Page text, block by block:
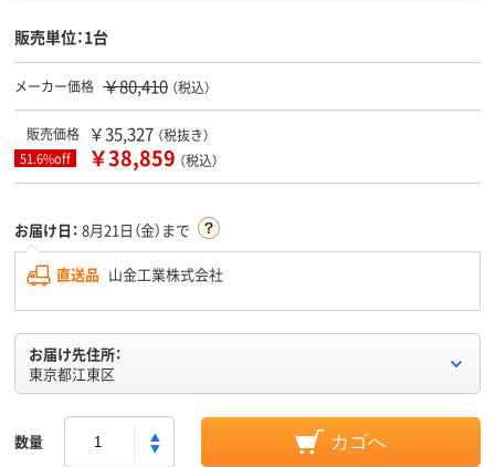
販売単位：1台
メーカー価格 ￥80,410 （税込）
販売価格 ￥35,327 （税抜き）
51.6%off ￥38,859 （税込）
お届け日： 8月21日（金）まで
直送品 山金工業株式会社
お届け先住所：
東京都江東区
数量 カゴへ